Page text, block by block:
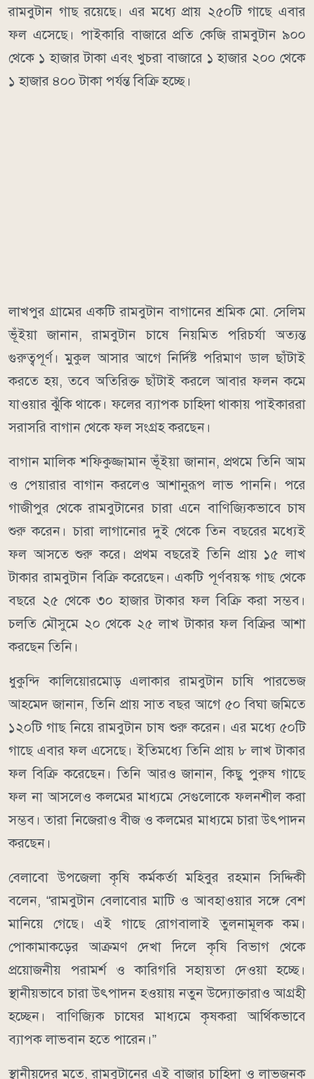
রামবুটান গাছ রয়েছে। এর মধ্যে প্রায় ২৫০টি গাছে এবার
ফল এসেছে। পাইকারি বাজারে প্রতি কেজি রামবুটান ৯০০
থেকে ১ হাজার টাকা এবং খুচরা বাজারে ১ হাজার ২০০ থেকে
১ হাজার ৪০০ টাকা পর্যন্ত বিক্রি হচ্ছে।
লাখপুর গ্রামের একটি রামবুটান বাগানের শ্রমিক মো. সেলিম
ভূঁইয়া জানান, রামবুটান চাষে নিয়মিত পরিচর্যা অত্যন্ত
গুরুত্বপূর্ণ। মুকুল আসার আগে নির্দিষ্ট পরিমাণ ডাল ছাঁটাই
করতে হয়, তবে অতিরিক্ত ছাঁটাই করলে আবার ফলন কমে
যাওয়ার ঝুঁকি থাকে। ফলের ব্যাপক চাহিদা থাকায় পাইকাররা
সরাসরি বাগান থেকে ফল সংগ্রহ করছেন।
বাগান মালিক শফিকুজ্জামান ভূঁইয়া জানান, প্রথমে তিনি আম
ও পেয়ারার বাগান করলেও আশানুরূপ লাভ পাননি। পরে
গাজীপুর থেকে রামবুটানের চারা এনে বাণিজ্যিকভাবে চাষ
শুরু করেন। চারা লাগানোর দুই থেকে তিন বছরের মধ্যেই
ফল আসতে শুরু করে। প্রথম বছরেই তিনি প্রায় ১৫ লাখ
টাকার রামবুটান বিক্রি করেছেন। একটি পূর্ণবয়স্ক গাছ থেকে
বছরে ২৫ থেকে ৩০ হাজার টাকার ফল বিক্রি করা সম্ভব।
চলতি মৌসুমে ২০ থেকে ২৫ লাখ টাকার ফল বিক্রির আশা
করছেন তিনি।
ধুকুন্দি কালিয়ােরমোড় এলাকার রামবুটান চাষি পারভেজ
আহমেদ জানান, তিনি প্রায় সাত বছর আগে ৫০ বিঘা জমিতে
১২০টি গাছ নিয়ে রামবুটান চাষ শুরু করেন। এর মধ্যে ৫০টি
গাছে এবার ফল এসেছে। ইতিমধ্যে তিনি প্রায় ৮ লাখ টাকার
ফল বিক্রি করেছেন। তিনি আরও জানান, কিছু পুরুষ গাছে
ফল না আসলেও কলমের মাধ্যমে সেগুলোকে ফলনশীল করা
সম্ভব। তারা নিজেরাও বীজ ও কলমের মাধ্যমে চারা উৎপাদন
করছেন।
বেলাবো উপজেলা কৃষি কর্মকর্তা মহিবুর রহমান সিদ্দিকী
বলেন, “রামবুটান বেলাবোর মাটি ও আবহাওয়ার সঙ্গে বেশ
মানিয়ে গেছে। এই গাছে রোগবালাই তুলনামূলক কম।
পোকামাকড়ের আক্রমণ দেখা দিলে কৃষি বিভাগ থেকে
প্রয়োজনীয় পরামর্শ ও কারিগরি সহায়তা দেওয়া হচ্ছে।
স্থানীয়ভাবে চারা উৎপাদন হওয়ায় নতুন উদ্যোক্তারাও আগ্রহী
হচ্ছেন। বাণিজ্যিক চাষের মাধ্যমে কৃষকরা আর্থিকভাবে
ব্যাপক লাভবান হতে পারেন।”
স্থানীয়দের মতে, রামবুটানের এই বাজার চাহিদা ও লাভজনক